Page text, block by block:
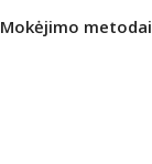
Mokėjimo metodai